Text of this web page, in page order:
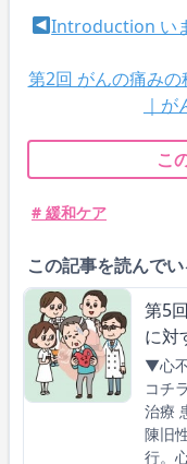
Introduction い
第2回 がんの痛み
｜
こ
# 緩和ケア
この記事を読んで
第5
に対
▼心
コチ
治療
陳旧
行。